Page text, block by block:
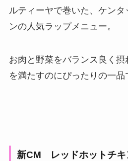
ルティーヤで巻いた、ケン
ンの人気ラップメニュー。
お肉と野菜をバランス良く
を満たすのにぴったりの一品
新CM レッドホットチキ